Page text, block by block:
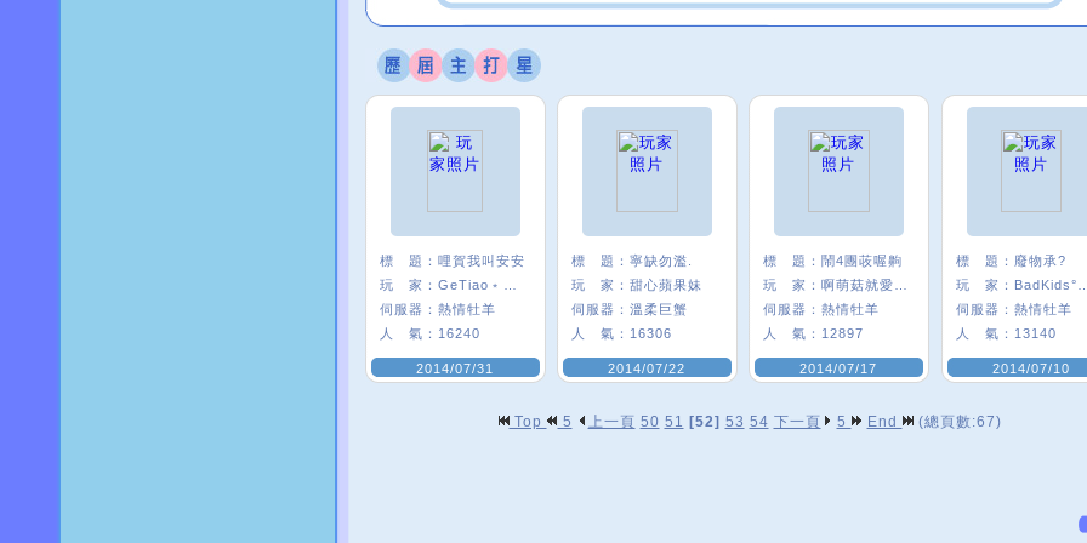
標 題： 哩賀我叫安安
玩 家：
伺服器： 熱情牡羊
人 氣： 16240
2014/07/31
標 題： 寧缺勿濫.
玩 家： 甜心蘋果妹
伺服器： 溫柔巨蟹
人 氣： 16306
2014/07/22
標 題： 鬧4團荍喔齁
玩 家：
伺服器： 熱情牡羊
人 氣： 12897
2014/07/17
標 題： 廢物承?
玩 家：
伺服器： 熱情牡羊
人 氣： 13140
2014/07/10
Top 5 上一頁 50 51 [52] 53 54 下一頁 5 End (總頁數:67)